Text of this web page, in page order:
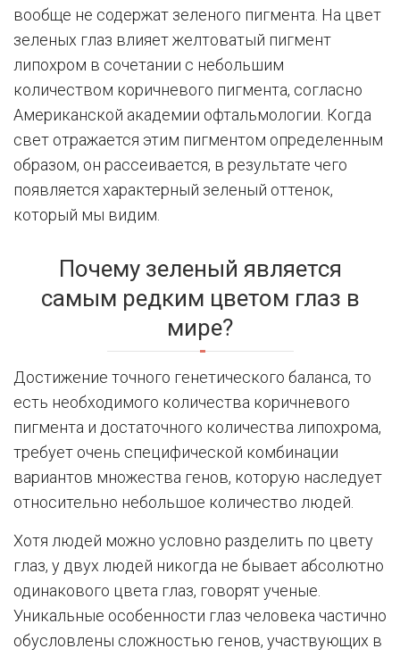
вообще не содержат зеленого пигмента. На цвет
зеленых глаз влияет желтоватый пигмент
липохром в сочетании с небольшим
количеством коричневого пигмента, согласно
Американской академии офтальмологии. Когда
свет отражается этим пигментом определенным
образом, он рассеивается, в результате чего
появляется характерный зеленый оттенок,
который мы видим.
Почему зеленый является
самым редким цветом глаз в
мире?
Достижение точного генетического баланса, то
есть необходимого количества коричневого
пигмента и достаточного количества липохрома,
требует очень специфической комбинации
вариантов множества генов, которую наследует
относительно небольшое количество людей.
Хотя людей можно условно разделить по цвету
глаз, у двух людей никогда не бывает абсолютно
одинакового цвета глаз, говорят ученые.
Уникальные особенности глаз человека частично
обусловлены сложностью генов, участвующих в